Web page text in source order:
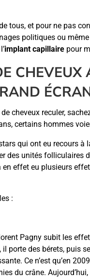
tous, et pour ne pas
politiques ou
implant capillaire pour
cheveux reculer,
certains hommes
qui ont eu recours à
des unités folliculaires
en effet eu plusieurs
:
Pagny subit les
porte des bérets, puis
Ce n’est qu’en
du crâne.